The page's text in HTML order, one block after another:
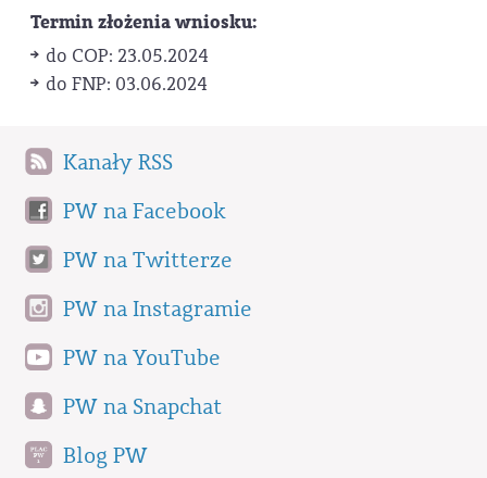
Termin złożenia wniosku:
do COP: 23.05.2024
do FNP: 03.06.2024
Kanały RSS
PW na Facebook
PW na Twitterze
PW na Instagramie
PW na YouTube
PW na Snapchat
Blog PW